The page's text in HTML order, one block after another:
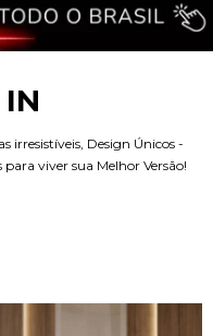
irresistíveis, Design Únicos -
viver sua Melhor Versão!